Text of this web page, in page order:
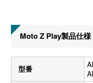
Moto Z Play製品仕様
型番